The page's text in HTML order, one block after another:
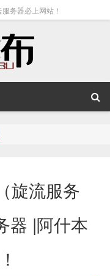
务器必上网站！
旋流服务
器 |阿什本